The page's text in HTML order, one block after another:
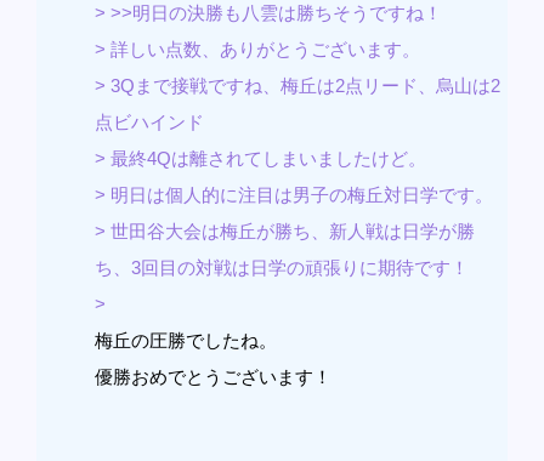
> >>明日の決勝も八雲は勝ちそうですね！
> 詳しい点数、ありがとうございます。
> 3Qまで接戦ですね、梅丘は2点リード、烏山は2
点ビハインド
> 最終4Qは離されてしまいましたけど。
> 明日は個人的に注目は男子の梅丘対日学です。
> 世田谷大会は梅丘が勝ち、新人戦は日学が勝
ち、3回目の対戦は日学の頑張りに期待です！
>
梅丘の圧勝でしたね。
優勝おめでとうございます！